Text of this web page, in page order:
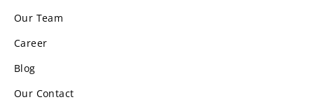
Our Team
Career
Blog
Our Contact